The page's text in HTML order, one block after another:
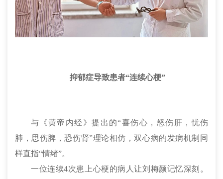
抑郁症导致患者“连续心梗”
与《黄帝内经》提出的“喜伤心，怒伤肝，忧伤
肺，思伤脾，恐伤肾”理论相仿，双心病的发病机制同
样直指“情绪”。
一位连续4次患上心梗的病人让刘梅颜记忆深刻。